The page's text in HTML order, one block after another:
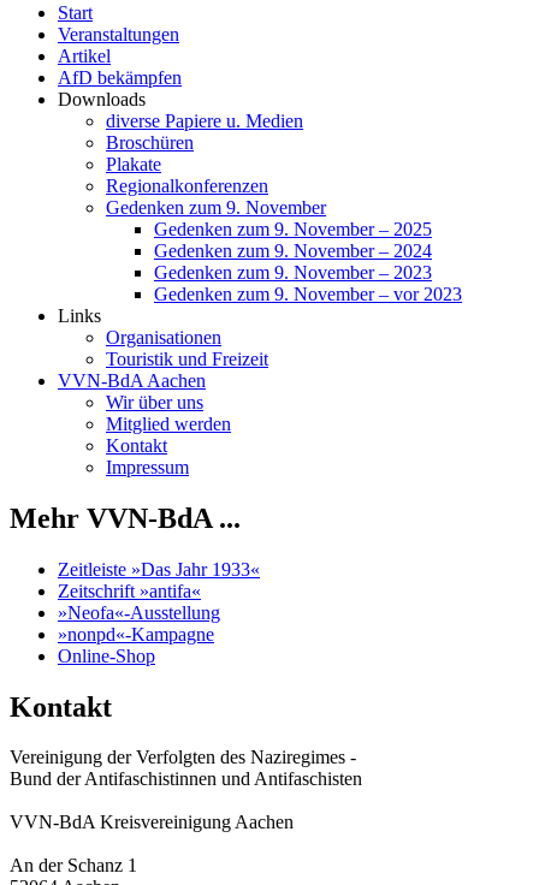
Start
Veranstaltungen
Artikel
AfD bekämpfen
Downloads
diverse Papiere u. Medien
Broschüren
Plakate
Regionalkonferenzen
Gedenken zum 9. November
Gedenken zum 9. November – 2025
Gedenken zum 9. November – 2024
Gedenken zum 9. November – 2023
Gedenken zum 9. November – vor 2023
Links
Organisationen
Touristik und Freizeit
VVN-BdA Aachen
Wir über uns
Mitglied werden
Kontakt
Impressum
Mehr VVN-BdA ...
Zeitleiste »Das Jahr 1933«
Zeitschrift »antifa«
»Neofa«-Ausstellung
»nonpd«-Kampagne
Online-Shop
Kontakt
Vereinigung der Verfolgten des Naziregimes -
Bund der Antifaschistinnen und Antifaschisten
VVN-BdA Kreisvereinigung Aachen
An der Schanz 1